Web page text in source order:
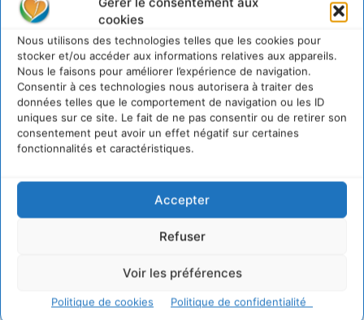
cookies
Nous utilisons des technologies telles que les cookies pour
stocker et/ou accéder aux informations relatives aux appareils.
Nous le faisons pour améliorer l’expérience de navigation.
Consentir à ces technologies nous autorisera à traiter des
données telles que le comportement de navigation ou les ID
uniques sur ce site. Le fait de ne pas consentir ou de retirer son
consentement peut avoir un effet négatif sur certaines
fonctionnalités et caractéristiques.
Accepter
Refuser
Voir les préférences
Politique de cookies Politique de confidentialité
Commun
d’Accompagnement des
Transitions
CYRILLE SOUCHE - 7 AOÛT 2026